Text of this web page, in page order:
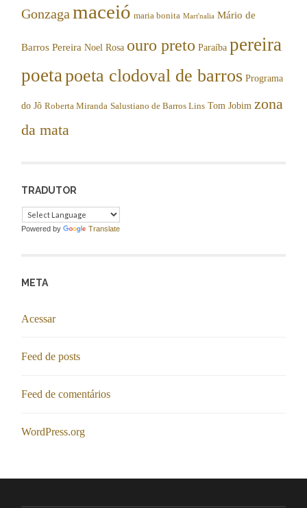
Gonzaga maceió maria bonita Mart'nalia Mário de
Barros Pereira Noel Rosa ouro preto Paraíba pereira
poetapoeta clodoval de barros Programa
do Jô Roberta Miranda Salustiano de Barros Lins Tom Jobim zona
da mata
TRADUTOR
Powered by Translate
META
Acessar
Feed de posts
Feed de comentários
WordPress.org